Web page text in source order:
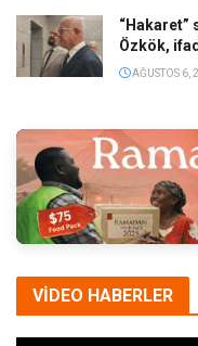
“Hakaret”
Özkök,
AĞUSTOS 6,
VİDEO HABERLER